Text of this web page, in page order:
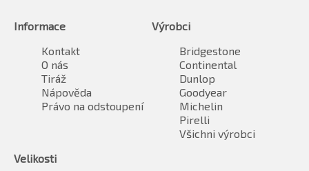
Informace
Kontakt
O nás
Tiráž
Nápověda
Právo na odstoupení
Výrobci
Bridgestone
Continental
Dunlop
Goodyear
Michelin
Pirelli
Všichni výrobci
Velikosti